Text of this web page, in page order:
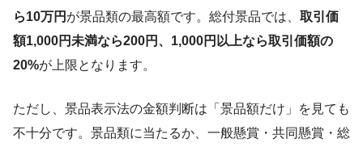
ら10万円 が景品類の最高額です。総付景品では、 取引価
額1,000円未満なら200円、1,000円以上なら取引価額の
20%が上限となります。
ただし、景品表示法の金額判断は「景品額だけ」を見ても
不十分です。景品類に当たるか、一般懸賞・共同懸賞・総